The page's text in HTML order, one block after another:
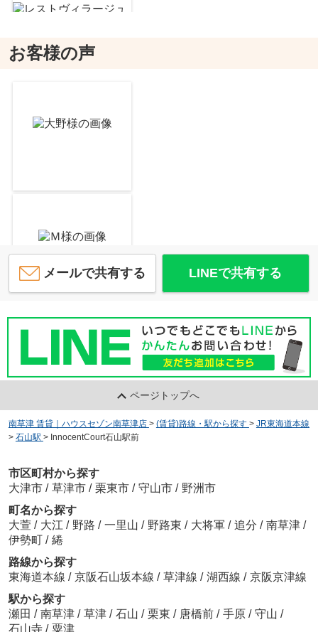
約1614m／21分
大津市立粟津中学校
約684m／9分
滋賀県立石山高等学校
約1930m／25分
瀬田工業高等学校
約1800m／23分
ホワイトクレイン
お客様の声
北浦明
メールで共有する LINEで共有する
ページトップへ
南草津 賃貸｜ハウスセゾン南草津店 > (賃貸)路線・駅から探す > JR東海道本線
> 石山駅 > InnocentCourt石山駅前
市区町村から探す
大津市 / 草津市 / 栗東市 / 守山市 / 野洲市
町名から探す
大萱 / 大江 / 野路 / 一里山 / 野路東 / 大将軍 / 追分 / 南草津 /
伊勢町 / 綣
路線から探す
東海道本線 / 京阪石山坂本線 / 草津線 / 湖西線 / 京阪京津線
駅から探す
瀬田 / 南草津 / 草津 / 石山 / 栗東 / 唐橋前 / 手原 / 守山 /
石山寺 / 粟津